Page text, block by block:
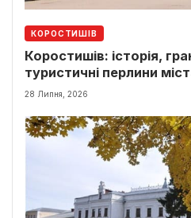
КОРОСТИШІВ
Коростишів: історія,
туристичні перлини
28 Липня, 2026